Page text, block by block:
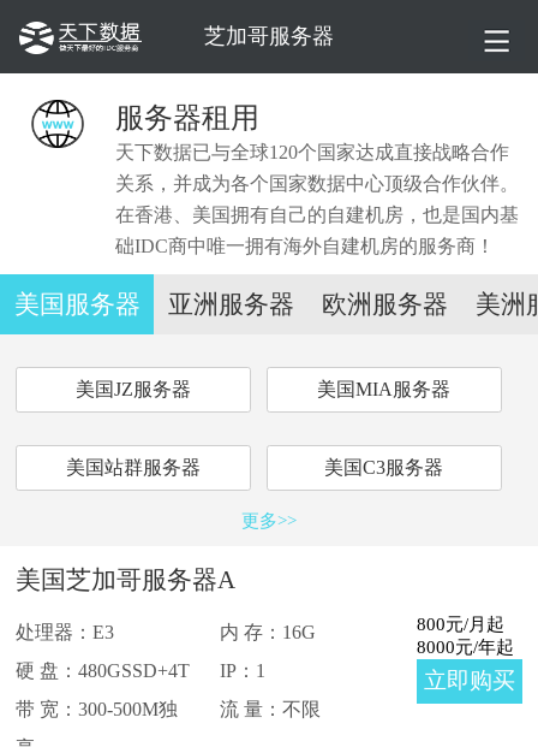
芝加哥服务器
服务器租用
天下数据已与全球120个国家达成直接战略合作
关系，并成为各个国家数据中心顶级合作伙伴。
在香港、美国拥有自己的自建机房，也是国内基
础IDC商中唯一拥有海外自建机房的服务商！
美国服务器 亚洲服务器 欧洲服务器 美洲
美国JZ服务器 美国MIA服务器
美国站群服务器 美国C3服务器
佛吉尼亚
亚特兰大
更多>>
美国芝加哥服务器A
处理器：E3
硬 盘：480GSSD+4T
带 宽：300-500M独
内 存：16G
IP：1
流 量：不限
800元/月起
8000元/年起
立即购买